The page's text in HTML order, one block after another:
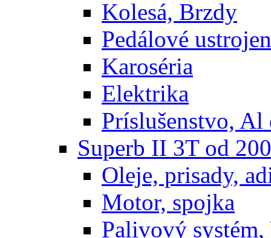
Kolesá, Brzdy
Pedálové
Karoséria
Elektrika
Príslušenstvo, Al
Superb II 3T od
Oleje, prisady,
Motor, spojka
Palivový